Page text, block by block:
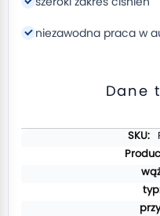
niezawodna praca w
Dane